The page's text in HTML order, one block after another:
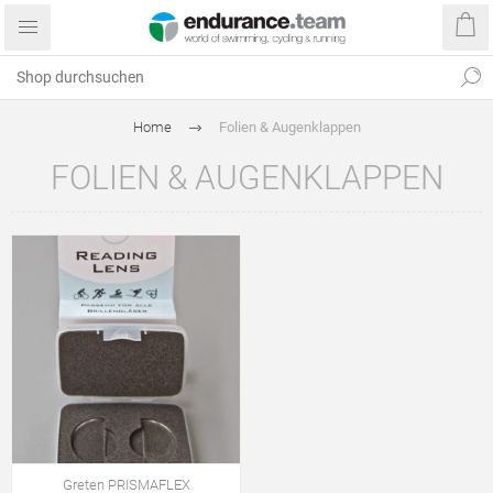
Home Folien & Augenklappen
FOLIEN & AUGENKLAPPEN
Greten PRISMAFLEX